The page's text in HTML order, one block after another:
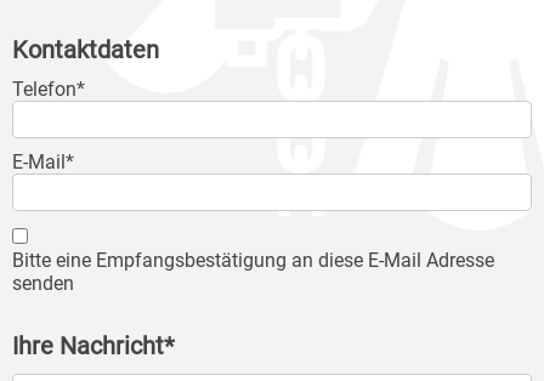
Kontaktdaten
Telefon*
E-Mail*
Bitte eine Empfangsbestätigung an diese E-Mail Adresse
senden
Ihre Nachricht*